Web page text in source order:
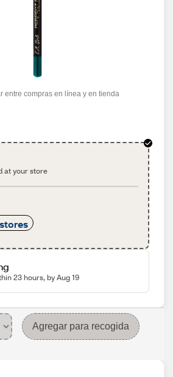
entre compras en línea y en tienda
at your store
23 hours, by Aug 19
Agregar para recogida